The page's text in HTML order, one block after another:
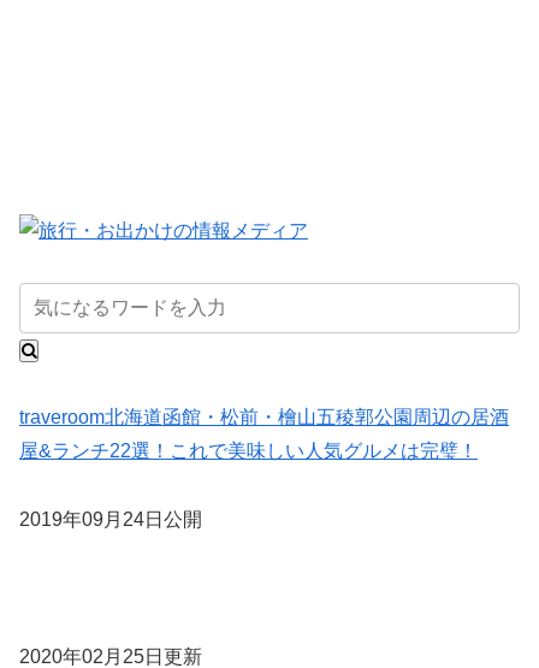
traveroom北海道函館・松前・檜山五稜郭公園周辺の居酒
屋&ランチ22選！これで美味しい人気グルメは完璧！
2019年09月24日公開
2020年02月25日更新